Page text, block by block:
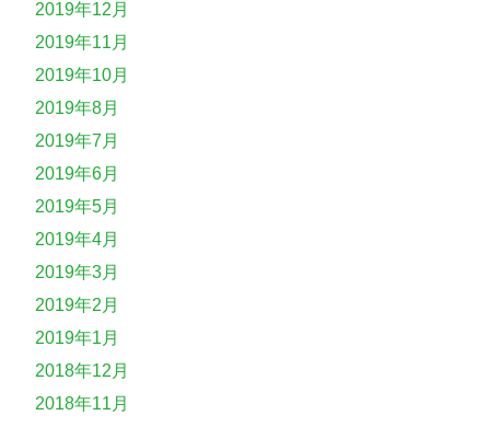
2019年12月
2019年11月
2019年10月
2019年8月
2019年7月
2019年6月
2019年5月
2019年4月
2019年3月
2019年2月
2019年1月
2018年12月
2018年11月